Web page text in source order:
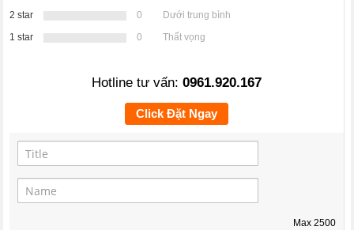
2 star
0
Dưới trung bình
1 star
0 Thất vọng
Hotline tư vấn: 0961.920.167
Click Đặt Ngay
Max 2500